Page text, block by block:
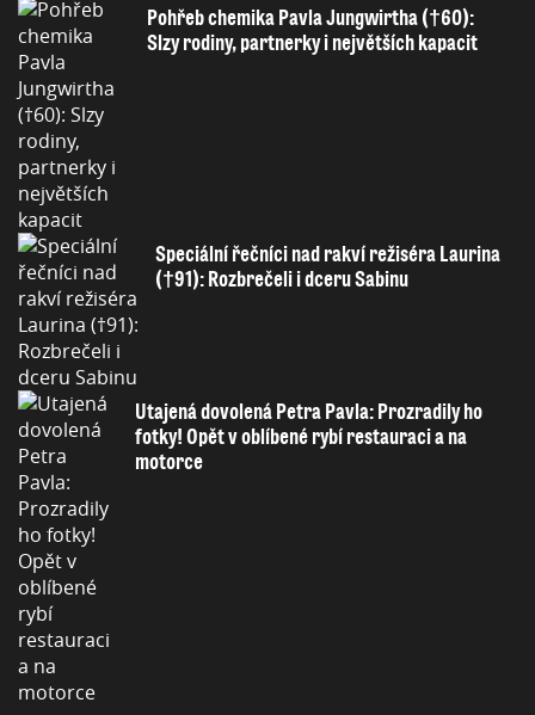
Pohřeb chemika Pavla Jungwirtha (†60):
Slzy rodiny, partnerky i největších kapacit
Speciální řečníci nad rakví režiséra Laurina
(†91): Rozbrečeli i dceru Sabinu
Utajená dovolená Petra Pavla: Prozradily ho
fotky! Opět v oblíbené rybí restauraci a na
motorce